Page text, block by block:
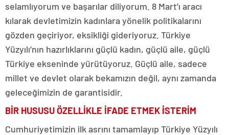
selamlıyorum ve başarılar diliyorum. 8 Mart’ı aracı
kılarak devletimizin kadınlara yönelik politikalarını
gözden geçiriyor, eksikliği gideriyoruz. Türkiye
Yüzyılı’nın hazırlıklarını güçlü kadın, güçlü aile, güçlü
Türkiye ekseninde yürütüyoruz. Güçlü aile, sadece
millet ve devlet olarak bekamızın değil, aynı zamanda
geleceğimizin de garantisidir.
BİR HUSUSU ÖZELLİKLE İFADE ETMEK İSTERİM
Cumhuriyetimizin ilk asrını tamamlayıp Türkiye Yüzyılı